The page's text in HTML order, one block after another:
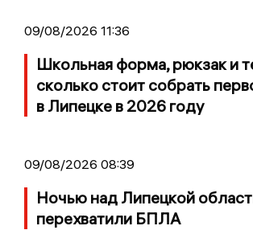
09/08/2026 11:36
Школьная форма, рюкзак и
сколько стоит собрать
в Липецке в 2026 году
09/08/2026 08:39
Ночью над Липецкой
перехватили БПЛА